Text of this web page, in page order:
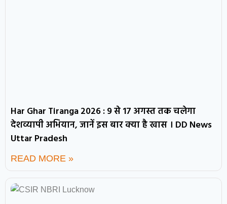
Har Ghar Tiranga 2026 : 9 से 17 अगस्त तक चलेगा
देशव्यापी अभियान, जानें इस बार क्या है खास । DD News
Uttar Pradesh
READ MORE »